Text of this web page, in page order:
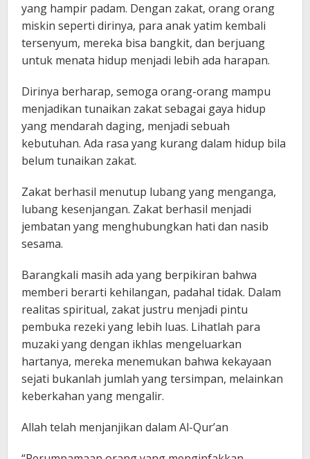
yang hampir padam. Dengan zakat, orang orang
miskin seperti dirinya, para anak yatim kembali
tersenyum, mereka bisa bangkit, dan berjuang
untuk menata hidup menjadi lebih ada harapan.
Dirinya berharap, semoga orang-orang mampu
menjadikan tunaikan zakat sebagai gaya hidup
yang mendarah daging, menjadi sebuah
kebutuhan. Ada rasa yang kurang dalam hidup bila
belum tunaikan zakat.
Zakat berhasil menutup lubang yang menganga,
lubang kesenjangan. Zakat berhasil menjadi
jembatan yang menghubungkan hati dan nasib
sesama.
Barangkali masih ada yang berpikiran bahwa
memberi berarti kehilangan, padahal tidak. Dalam
realitas spiritual, zakat justru menjadi pintu
pembuka rezeki yang lebih luas. Lihatlah para
muzaki yang dengan ikhlas mengeluarkan
hartanya, mereka menemukan bahwa kekayaan
sejati bukanlah jumlah yang tersimpan, melainkan
keberkahan yang mengalir.
Allah telah menjanjikan dalam Al-Qur’an